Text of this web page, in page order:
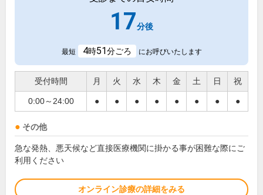
17分後
最短 4時51分ごろ にお呼びいたします
受付時間 月 火 水 木 金 土 日 祝
0:00～24:00 ● ● ● ● ● ● ● ●
その他
急な発熱、悪天候など直接医療機関に掛かる事が困難な際にご
利用ください
オンライン診療の詳細をみる